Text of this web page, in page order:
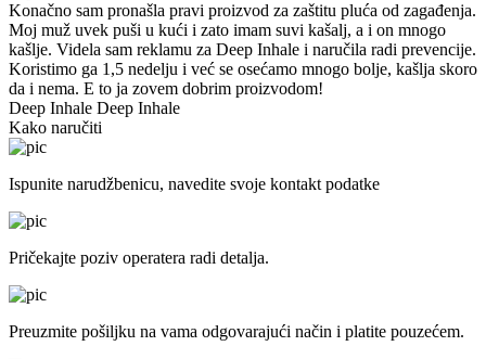
Konačno sam pronašla pravi proizvod za zaštitu pluća od zagađenja.
Moj muž uvek puši u kući i zato imam suvi kašalj, a i on mnogo
kašlje. Videla sam reklamu za Deep Inhale i naručila radi prevencije.
Koristimo ga 1,5 nedelju i već se osećamo mnogo bolje, kašlja skoro
da i nema. E to ja zovem dobrim proizvodom!
Deep Inhale Deep Inhale
Kako naručiti
Ispunite narudžbenicu, navedite svoje kontakt podatke
Pričekajte poziv operatera radi detalja.
Preuzmite pošiljku na vama odgovarajući način i platite pouzećem.